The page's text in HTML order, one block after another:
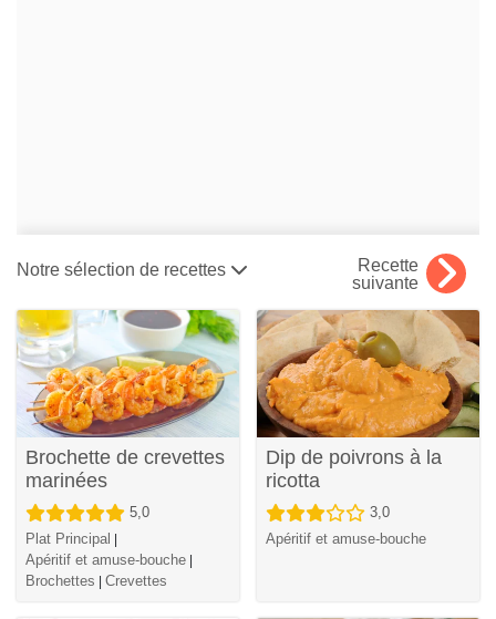
Notre sélection de recettes
Recette
suivante
Brochette de crevettes
marinées
5,0
Plat Principal
Apéritif et amuse-bouche
Brochettes Crevettes
Dip de poivrons à la
ricotta
3,0
Apéritif et amuse-bouche